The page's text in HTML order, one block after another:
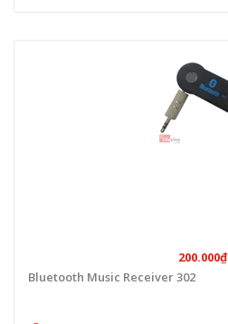
200.000₫
Bluetooth Music Receiver 302